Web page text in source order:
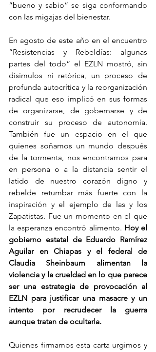
“bueno y sabio” se siga conformando
con las migajas del bienestar.
En agosto de este año en el encuentro
“Resistencias y Rebeldías: algunas
partes del todo” el EZLN mostró, sin
disimulos ni retórica, un proceso de
profunda autocrítica y la reorganización
radical que eso implicó en sus formas
de organizarse, de gobernarse y de
construir su proceso de autonomía.
También fue un espacio en el que
quienes soñamos un mundo después
de la tormenta, nos encontramos para
en persona o a la distancia sentir el
latido de nuestro corazón digno y
rebelde retumbar más fuerte con la
inspiración y el ejemplo de las y los
Zapatistas. Fue un momento en el que
la esperanza encontró alimento. Hoy el
gobierno estatal de Eduardo Ramírez
Aguilar en Chiapas y el federal de
Claudia Sheinbaum alimentan la
violencia y la crueldad en lo que parece
ser una estrategia de provocación al
EZLN para justificar una masacre y un
intento por recrudecer la guerra
aunque tratan de ocultarla.